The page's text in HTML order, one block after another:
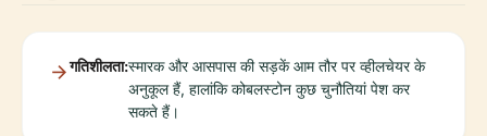
गतिशीलता:स्मारक और आसपास की सड़कें आम तौर पर व्हीलचेयर के
अनुकूल हैं, हालांकि कोबलस्टोन कुछ चुनौतियां पेश कर
सकते हैं।